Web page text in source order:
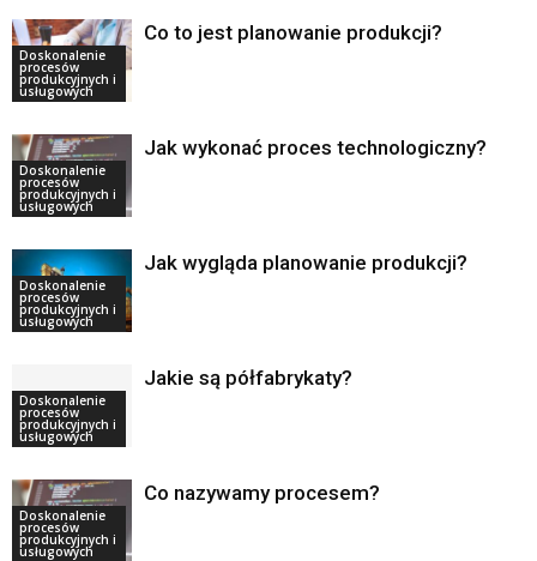
Doskonalenie
procesów
produkcyjnych i
usługowych
Co to jest planowanie produkcji?
Doskonalenie
procesów
produkcyjnych i
usługowych
Jak wykonać proces technologiczny?
Doskonalenie
procesów
produkcyjnych i
usługowych
Jak wygląda planowanie produkcji?
Doskonalenie
procesów
produkcyjnych i
usługowych
Jakie są półfabrykaty?
Doskonalenie
procesów
produkcyjnych i
usługowych
Co nazywamy procesem?